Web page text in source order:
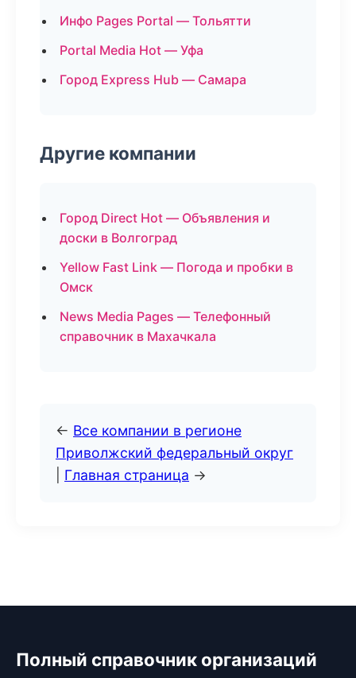
Инфо Pages Portal — Тольятти
Portal Media Hot — Уфа
Город Express Hub — Самара
Другие компании
Город Direct Hot — Объявления и
доски в Волгоград
Yellow Fast Link — Погода и пробки в
Омск
News Media Pages — Телефонный
справочник в Махачкала
← Все компании в регионе
Приволжский федеральный округ
Главная страница →
Полный справочник организаций